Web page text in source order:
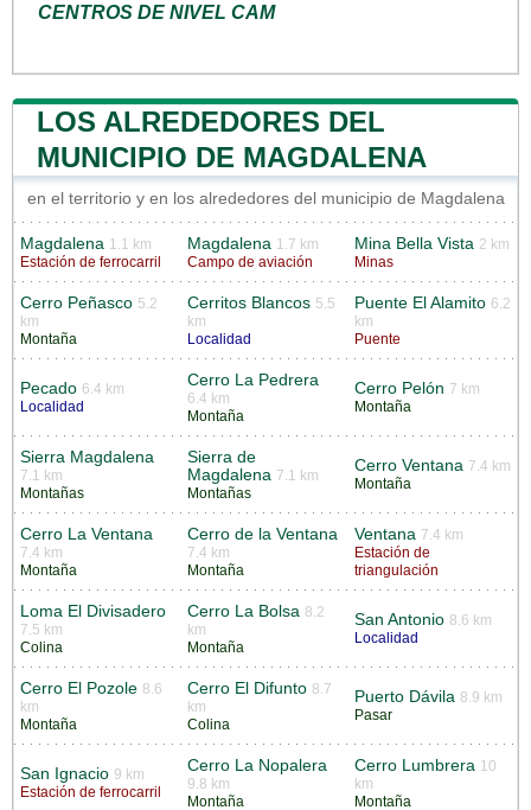
CENTROS DE NIVEL CAM
LOS ALREDEDORES DEL
MUNICIPIO DE MAGDALENA
en el territorio y en los alrededores del municipio de Magdalena
Magdalena 1.1 km
Estación de ferrocarril
Magdalena 1.7 km
Campo de aviación
Mina Bella Vista 2 km
Minas
Cerro Peñasco 5.2
km
Montaña
Cerritos Blancos 5.5
km
Localidad
Puente El Alamito 6.2
km
Puente
Pecado 6.4 km
Localidad
Cerro La Pedrera
6.4 km
Montaña
Cerro Pelón 7 km
Montaña
Sierra Magdalena
7.1 km
Montañas
Sierra de
Magdalena 7.1 km
Montañas
Cerro Ventana 7.4 km
Montaña
Cerro La Ventana
7.4 km
Montaña
Cerro de la Ventana
7.4 km
Montaña
Ventana 7.4 km
Estación de
triangulación
Loma El Divisadero
7.5 km
Colina
Cerro La Bolsa 8.2
km
Montaña
San Antonio 8.6 km
Localidad
Cerro El Pozole 8.6
km
Montaña
Cerro El Difunto 8.7
km
Colina
Puerto Dávila 8.9 km
Pasar
San Ignacio 9 km
Estación de ferrocarril
Cerro La Nopalera
9.8 km
Montaña
Cerro Lumbrera 10
km
Montaña